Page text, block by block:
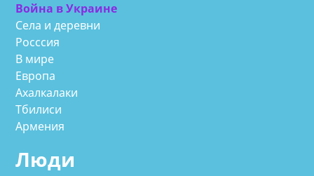
Война в Украине
Села и деревни
Росссия
В мире
Европа
Ахалкалаки
Тбилиси
Армения
Люди